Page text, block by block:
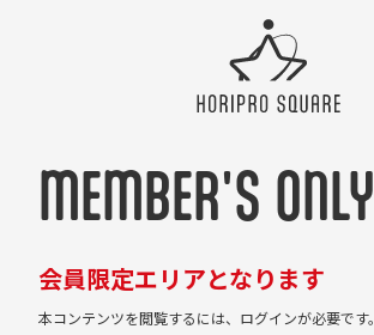
MEMBER'S ONLY
会員限定エリアとなります
本コンテンツを閲覧するには、ログインが必要です。